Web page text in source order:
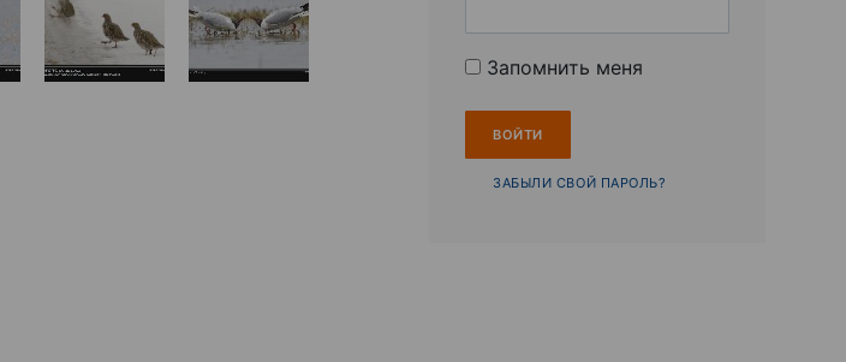
Запомнить меня
ЗАБЫЛИ СВОЙ ПАРОЛЬ?